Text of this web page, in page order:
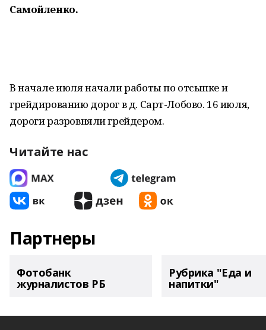
Самойленко.
В начале июля начали работы по отсыпке и
грейдированию дорог в д. Сарт-Лобово. 16 июля,
дороги разровняли грейдером.
Читайте нас
Партнеры
Фотобанк
журналистов РБ
Рубрика "Еда и
напитки"